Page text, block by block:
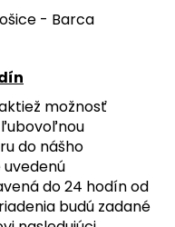
- Barca
možnosť
ľubovoľnou
do nášho
uvedenú
do 24 hodín od
budú zadané